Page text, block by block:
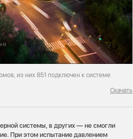
из них 851 подключен к системе
Скачать
системы, в других — не смогли
При этом испытание давлением